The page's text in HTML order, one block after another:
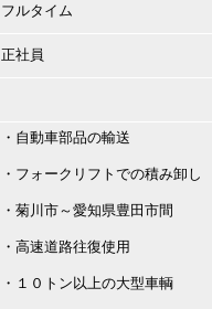
フルタイム
正社員
・自動車部品の輸送
・フォークリフトでの積み卸し
・菊川市～愛知県豊田市間
・高速道路往復使用
・１０トン以上の大型車輌